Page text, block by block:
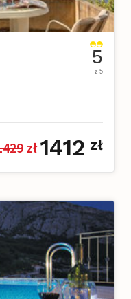
5
z 5
zł 1412 zł